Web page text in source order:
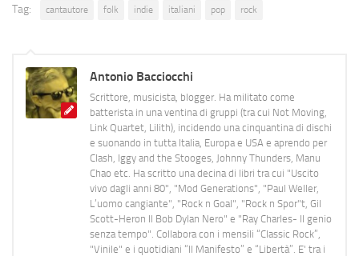
Tag: cantautore folk indie italiani pop rock
Antonio Bacciocchi
Scrittore, musicista, blogger. Ha militato come
batterista in una ventina di gruppi (tra cui Not Moving,
Link Quartet, Lilith), incidendo una cinquantina di dischi
e suonando in tutta Italia, Europa e USA e aprendo per
Clash, Iggy and the Stooges, Johnny Thunders, Manu
Chao etc. Ha scritto una decina di libri tra cui "Uscito
vivo dagli anni 80", "Mod Generations", "Paul Weller,
L’uomo cangiante", "Rock n Goal", "Rock n Spor"t, Gil
Scott-Heron Il Bob Dylan Nero" e "Ray Charles- Il genio
senza tempo". Collabora con i mensili “Classic Rock”,
"Vinile" e i quotidiani “Il Manifesto” e “Libertà”. E' tra i